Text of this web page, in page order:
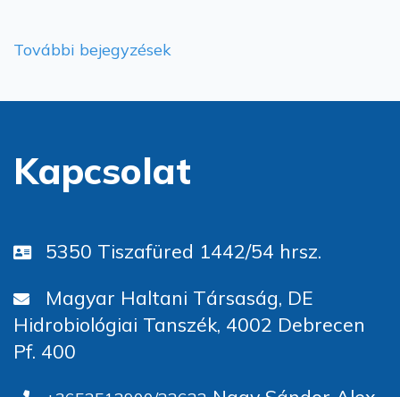
További bejegyzések
Kapcsolat
5350 Tiszafüred 1442/54 hrsz.
Magyar Haltani Társaság, DE
Hidrobiológiai Tanszék, 4002 Debrecen
Pf. 400